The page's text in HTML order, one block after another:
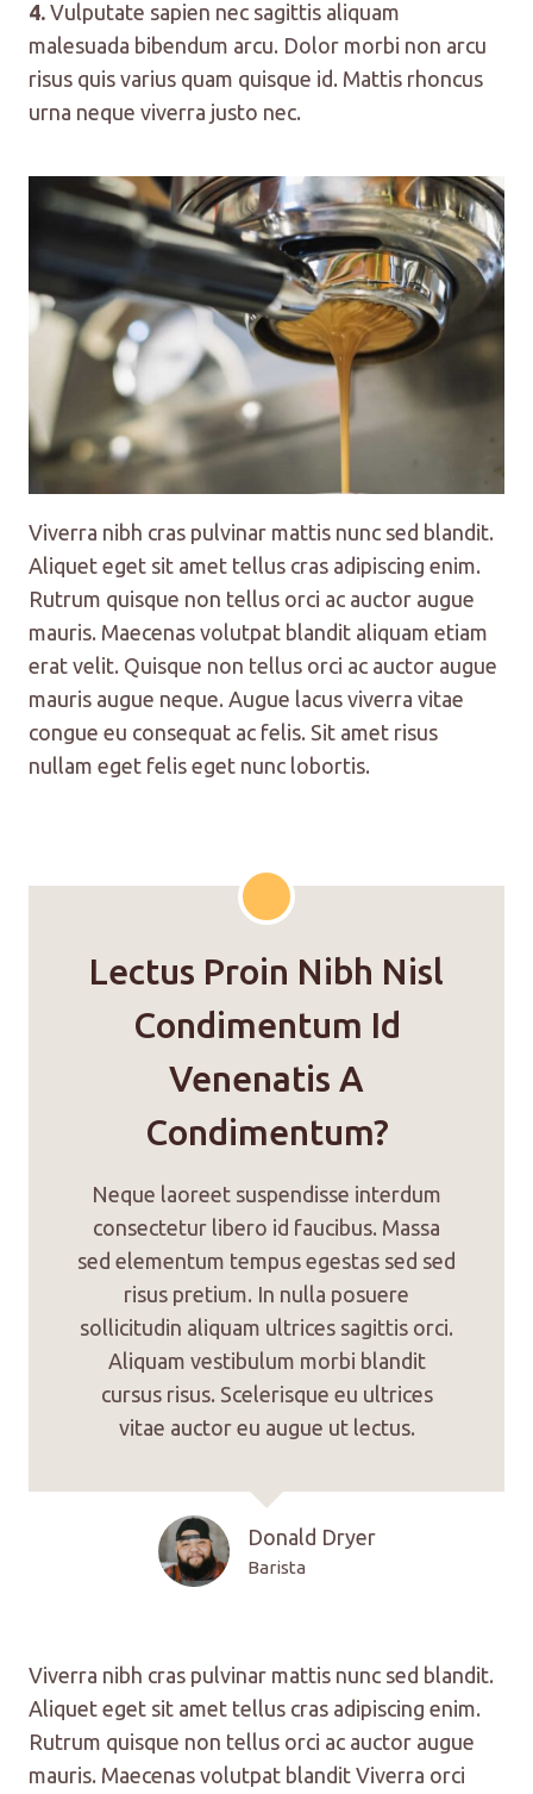
4. Vulputate sapien nec sagittis aliquam
malesuada bibendum arcu. Dolor morbi non arcu
risus quis varius quam quisque id. Mattis rhoncus
urna neque viverra justo nec.
Viverra nibh cras pulvinar mattis nunc sed blandit.
Aliquet eget sit amet tellus cras adipiscing enim.
Rutrum quisque non tellus orci ac auctor augue
mauris. Maecenas volutpat blandit aliquam etiam
erat velit. Quisque non tellus orci ac auctor augue
mauris augue neque. Augue lacus viverra vitae
congue eu consequat ac felis. Sit amet risus
nullam eget felis eget nunc lobortis.
Lectus Proin Nibh Nisl
Condimentum Id
Venenatis A
Condimentum?
Neque laoreet suspendisse interdum
consectetur libero id faucibus. Massa
sed elementum tempus egestas sed sed
risus pretium. In nulla posuere
sollicitudin aliquam ultrices sagittis orci.
Aliquam vestibulum morbi blandit
cursus risus. Scelerisque eu ultrices
vitae auctor eu augue ut lectus.
Donald Dryer
Barista
Viverra nibh cras pulvinar mattis nunc sed blandit.
Aliquet eget sit amet tellus cras adipiscing enim.
Rutrum quisque non tellus orci ac auctor augue
mauris. Maecenas volutpat blandit Viverra orci